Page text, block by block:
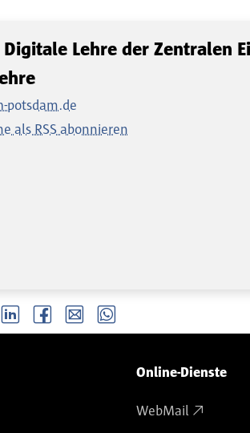
Lehre der Zentralen
potsdam.de
als RSS abonnieren
LinkedIn Facebook email Whatsapp
Online-Dienste
WebMail